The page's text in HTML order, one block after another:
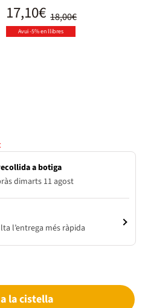
18,00€
17,10€
Avui -5% en llibres
a botiga
dimarts 11 agost
l’entrega més ràpida
la cistella